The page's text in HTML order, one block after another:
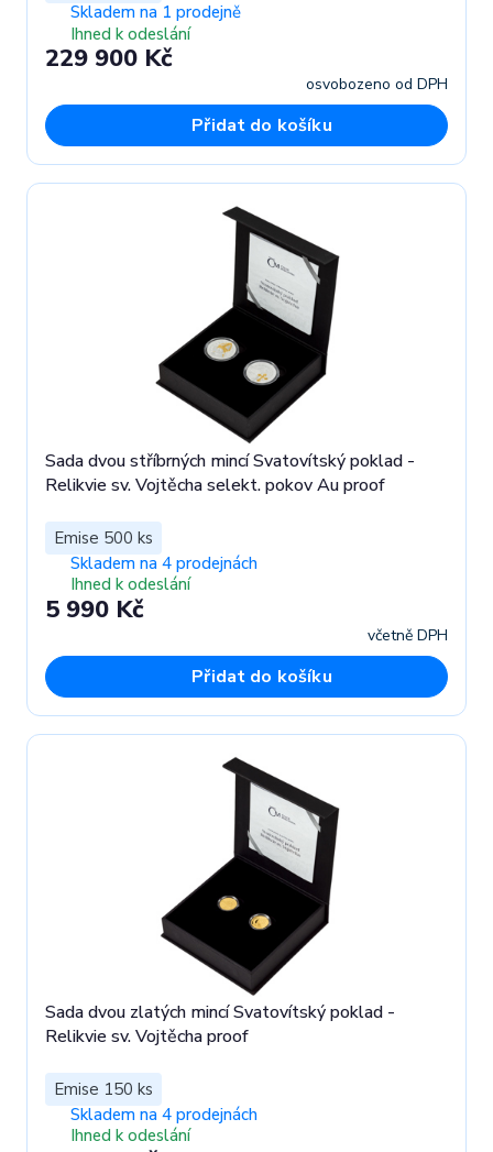
Skladem na 1 prodejně
Ihned k odeslání
229 900 Kč
osvobozeno od DPH
Přidat do košíku
Sada dvou stříbrných mincí Svatovítský poklad -
Relikvie sv. Vojtěcha selekt. pokov Au proof
Emise 500 ks
Skladem na 4 prodejnách
Ihned k odeslání
5 990 Kč
včetně DPH
Přidat do košíku
Sada dvou zlatých mincí Svatovítský poklad -
Relikvie sv. Vojtěcha proof
Emise 150 ks
Skladem na 4 prodejnách
Ihned k odeslání